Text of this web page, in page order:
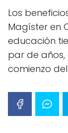
Los
Magíster en
educación
par de
comienzo